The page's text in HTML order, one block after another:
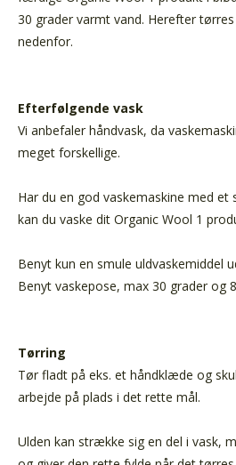
30 grader varmt vand. Herefter
nedenfor.
Efterfølgende vask
Vi anbefaler håndvask, da
meget forskellige.
Har du en god vaskemaskine med
kan du vaske dit Organic Wool 1
Benyt kun en smule uldvaskemiddel
Benyt vaskepose, max 30 grader og
Tørring
Tør fladt på eks. et håndklæde og
arbejde på plads i det rette mål.
Ulden kan strække sig en del i vask,